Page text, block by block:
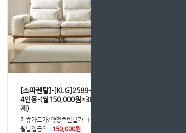
[소파렌탈]-[KLG]2589-6329 아이보리
4인용-(월150,000원*36개월/등록비면
제)
제휴카드가/약정후반납가
195,000원
월납입금액
150,000원